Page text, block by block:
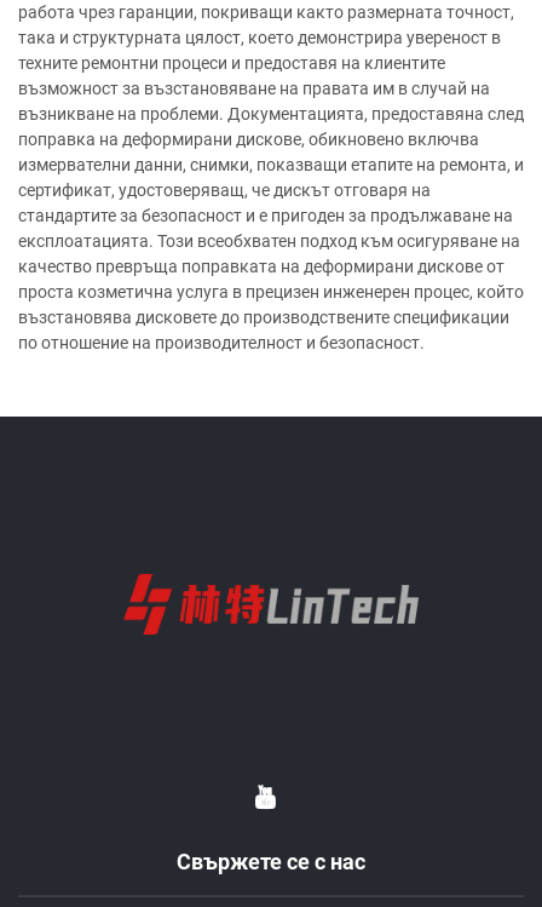
работа чрез гаранции, покриващи както размерната точност,
така и структурната цялост, което демонстрира увереност в
техните ремонтни процеси и предоставя на клиентите
възможност за възстановяване на правата им в случай на
възникване на проблеми. Документацията, предоставяна след
поправка на деформирани дискове, обикновено включва
измервателни данни, снимки, показващи етапите на ремонта, и
сертификат, удостоверяващ, че дискът отговаря на
стандартите за безопасност и е пригоден за продължаване на
експлоатацията. Този всеобхватен подход към осигуряване на
качество превръща поправката на деформирани дискове от
проста козметична услуга в прецизен инженерен процес, който
възстановява дисковете до производствените спецификации
по отношение на производителност и безопасност.
Свържете се с нас